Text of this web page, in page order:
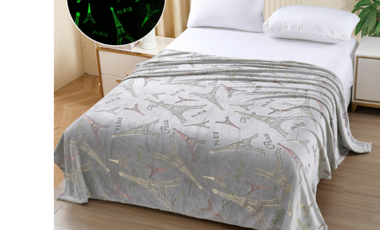
Lenjerii Creponate
Lenjerii de finet Iprimate Digital
Lenjerii de pat Bumbac 100%
Lenjerii de pat Finet + 2 Draperii
Lenjerii de pat Saten 4 piese cu